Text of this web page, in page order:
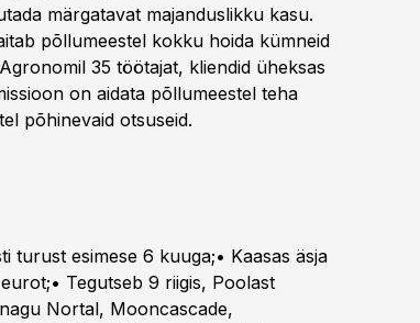
märgatavat majanduslikku kasu.
põllumeestel kokku hoida kümneid
35 töötajat, kliendid üheksas
on aidata põllumeestel teha
põhinevaid otsuseid.
turust esimese 6 kuuga;• Kaasas äsja
Tegutseb 9 riigis, Poolast
Nortal, Mooncascade,